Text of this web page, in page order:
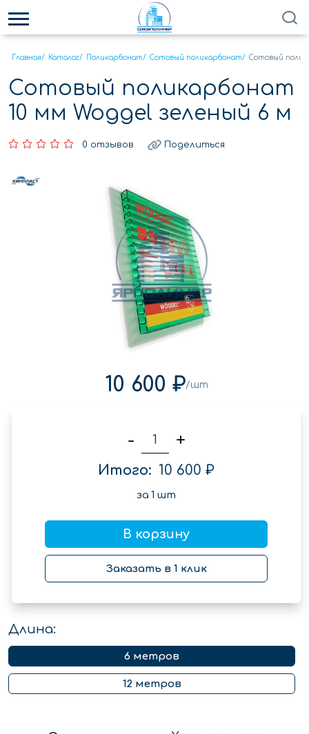
Главная/ Каталог/ Поликарбонат/ Сотовый поликарбонат/ Сотовый
Сотовый поликарбонат
10 мм Woggel зеленый 6 м
0 отзывов Поделиться
10 600 ₽/шт
- +
Итого: 10 600 ₽
за 1 шт
В корзину
Заказать в 1 клик
Длина:
6 метров
12 метров